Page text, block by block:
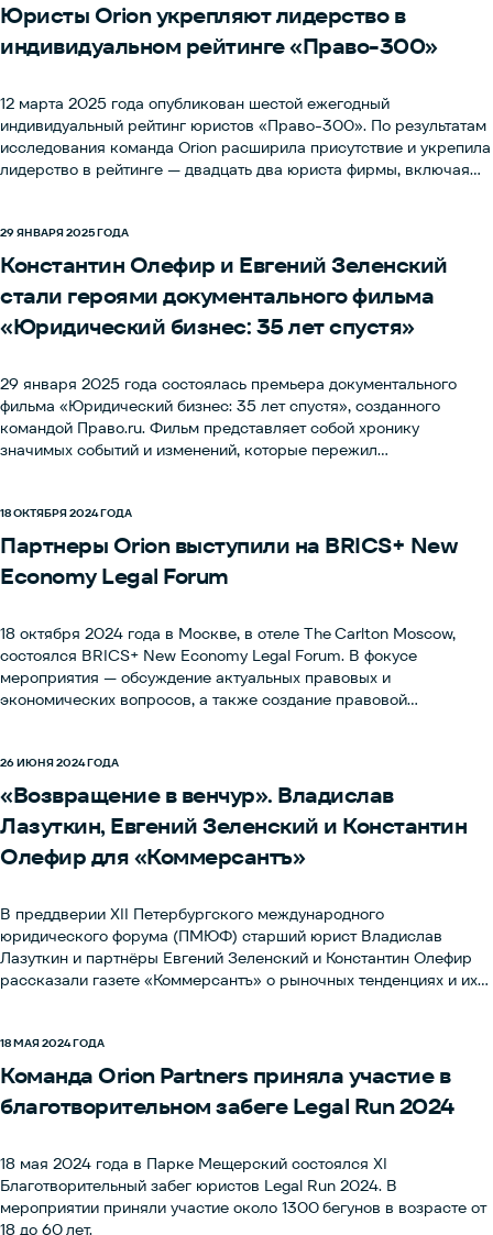
Юристы Orion укрепляют лидерство в
индивидуальном рейтинге «Право-300»
12 марта 2025 года опубликован шестой ежегодный
индивидуальный рейтинг юристов «Право-300». По результатам
исследования команда Orion расширила присутствие и укрепила
лидерство в рейтинге — двадцать два юриста фирмы, включая
29 ЯНВАРЯ 2025 ГОДА
Константин Олефир и Евгений Зеленский
стали героями документального фильма
«Юридический бизнес: 35 лет спустя»
29 января 2025 года состоялась премьера документального
фильма «Юридический бизнес: 35 лет спустя», созданного
командой Право.ru. Фильм представляет собой хронику
значимых событий и изменений, которые пережил
развивался и рос юридический бизнес в России.
18 ОКТЯБРЯ 2024 ГОДА
Партнеры Orion выступили на BRICS+ New
Economy Legal Forum
18 октября 2024 года в Москве, в отеле The Carlton Moscow,
состоялся BRICS+ New Economy Legal Forum. В фокусе
мероприятия — обсуждение актуальных правовых и
экономических вопросов, а также создание правовой
26 ИЮНЯ 2024 ГОДА
«Возвращение в венчур». Владислав
Лазуткин, Евгений Зеленский и Константин
Олефир для «Коммерсантъ»
В преддверии XII Петербургского международного
юридического форума (ПМЮФ) старший юрист Владислав
Лазуткин и партнёры Евгений Зеленский и Константин Олефир
рассказали газете «Коммерсантъ» о рыночных тенденциях и их
18 МАЯ 2024 ГОДА
Команда Orion Partners приняла участие в
благотворительном забеге Legal Run 2024
18 мая 2024 года в Парке Мещерский состоялся XI
Благотворительный забег юристов Legal Run 2024. В
мероприятии приняли участие около 1300 бегунов в возрасте от
18 до 60 лет.